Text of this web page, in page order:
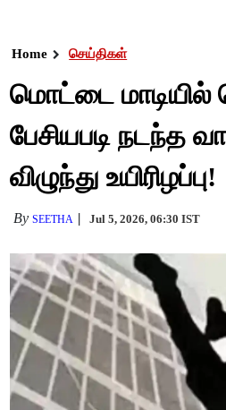
Home செய்திகள்
மொட்டை
பேசியபடி நடந்த
விழுந்து உயிரிழப்பு!
BySEETHA Jul 5, 2026, 06:30 IST